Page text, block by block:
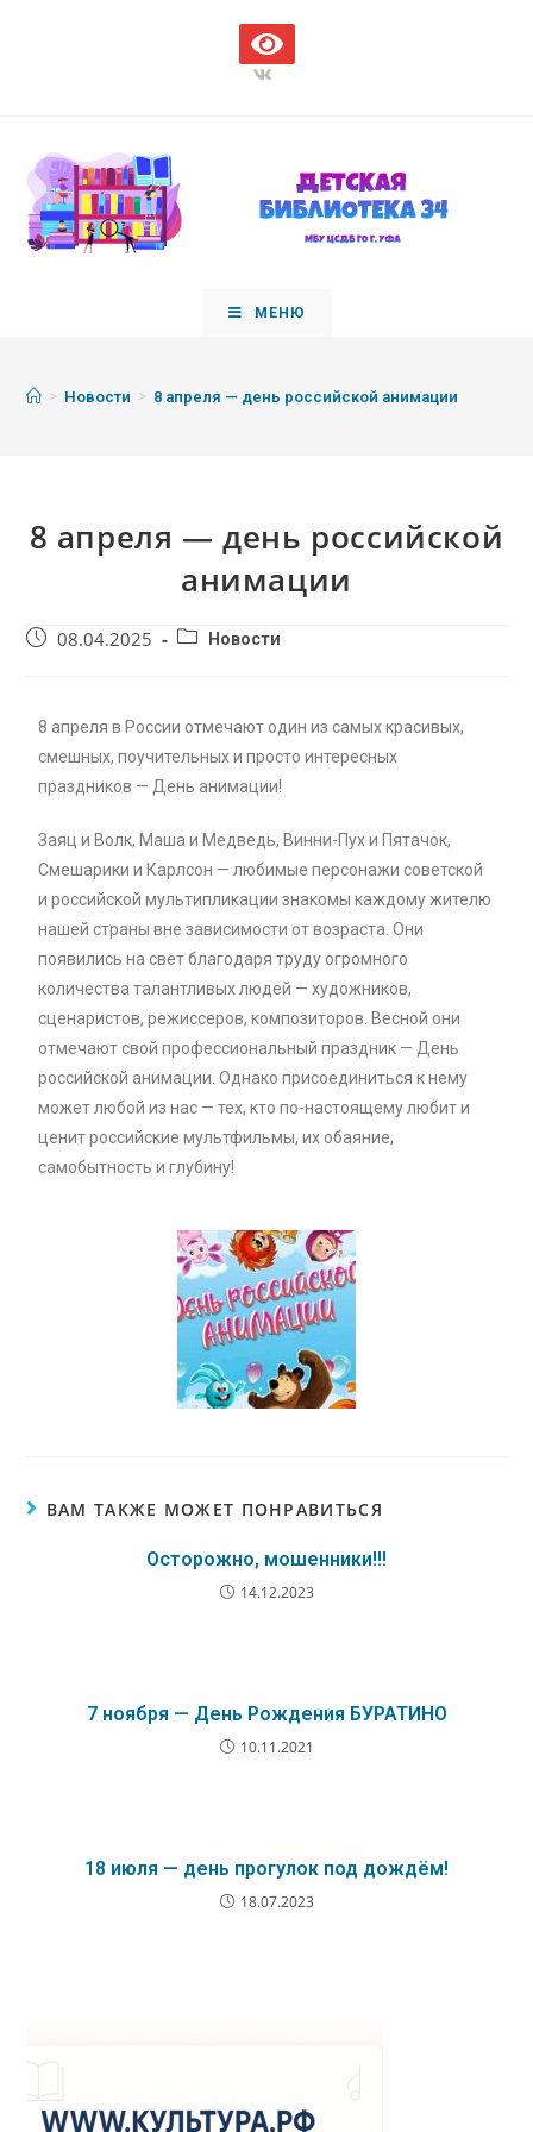
МЕНЮ
> Новости > 8 апреля — день российской анимации
8 апреля — день российской
анимации
08.04.2025 Новости
8 апреля в России отмечают один из самых красивых,
смешных, поучительных и просто интересных
праздников — День анимации!
Заяц и Волк, Маша и Медведь, Винни-Пух и Пятачок,
Смешарики и Карлсон — любимые персонажи советской
и российской мультипликации знакомы каждому жителю
нашей страны вне зависимости от возраста. Они
появились на свет благодаря труду огромного
количества талантливых людей — художников,
сценаристов, режиссеров, композиторов. Весной они
отмечают свой профессиональный праздник — День
российской анимации. Однако присоединиться к нему
может любой из нас — тех, кто по-настоящему любит и
ценит российские мультфильмы, их обаяние,
самобытность и глубину!
ВАМ ТАКЖЕ МОЖЕТ ПОНРАВИТЬСЯ
Осторожно, мошенники!!!
14.12.2023
7 ноября — День Рождения БУРАТИНО
10.11.2021
18 июля — день прогулок под дождём!
18.07.2023